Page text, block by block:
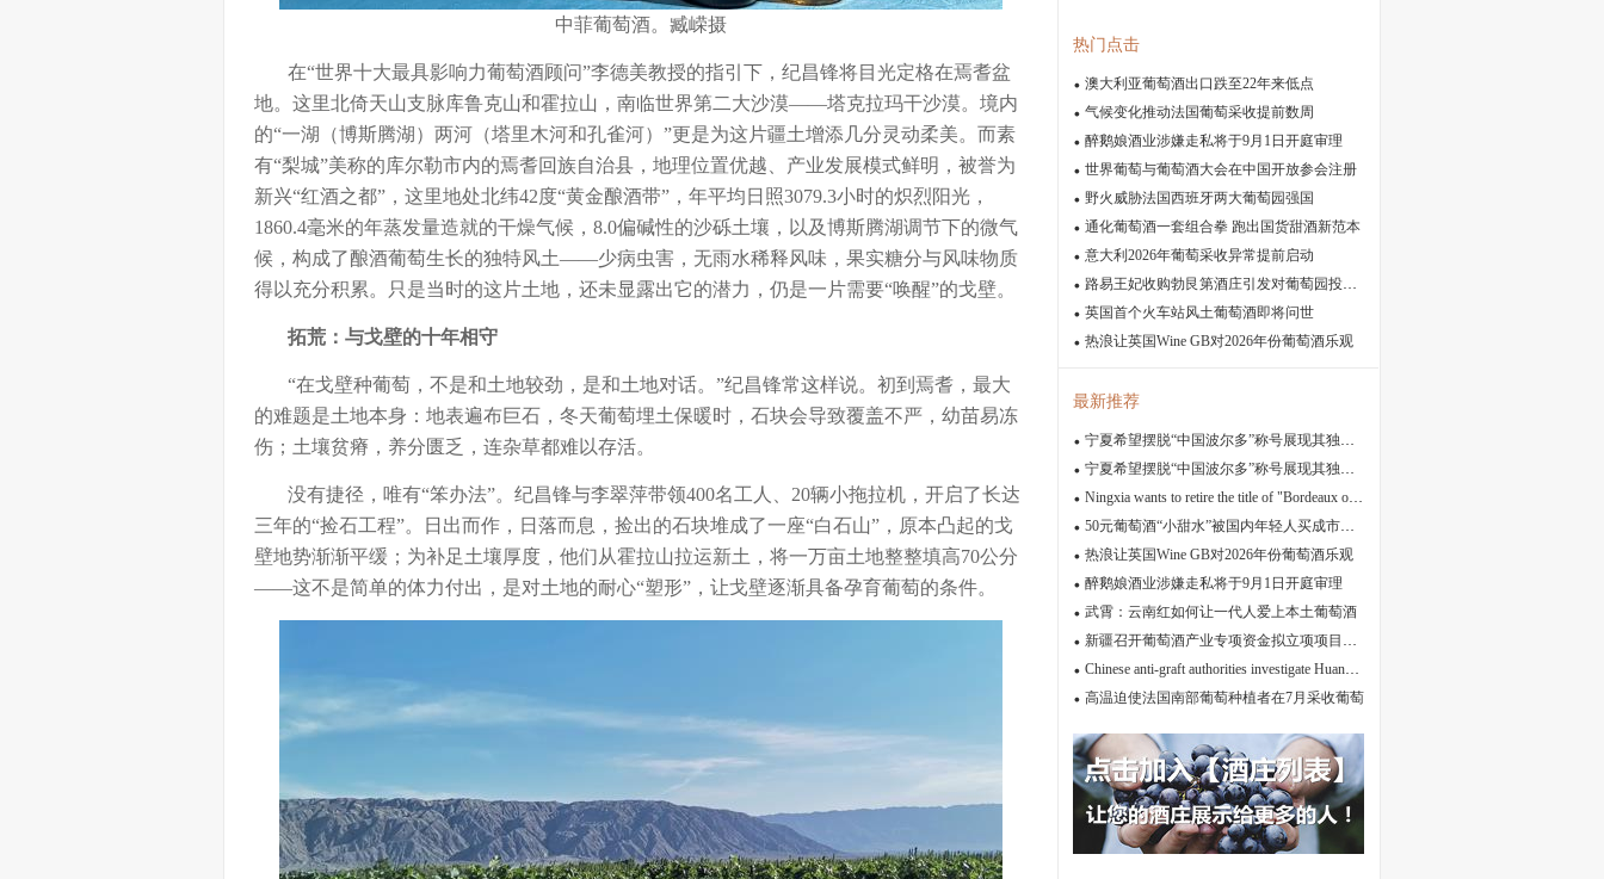
中菲葡萄酒。臧嵘摄
在“世界十大最具影响力葡萄酒顾问”李德美教授的指引下，纪昌锋将目光定格在焉耆盆
地。这里北倚天山支脉库鲁克山和霍拉山，南临世界第二大沙漠——塔克拉玛干沙漠。境内
的“一湖（博斯腾湖）两河（塔里木河和孔雀河）”更是为这片疆土增添几分灵动柔美。而素
有“梨城”美称的库尔勒市内的焉耆回族自治县，地理位置优越、产业发展模式鲜明，被誉为
新兴“红酒之都”，这里地处北纬42度“黄金酿酒带”，年平均日照3079.3小时的炽烈阳光，
1860.4毫米的年蒸发量造就的干燥气候，8.0偏碱性的沙砾土壤，以及博斯腾湖调节下的微气
候，构成了酿酒葡萄生长的独特风土——少病虫害，无雨水稀释风味，果实糖分与风味物质
得以充分积累。只是当时的这片土地，还未显露出它的潜力，仍是一片需要“唤醒”的戈壁。
拓荒：与戈壁的十年相守
“在戈壁种葡萄，不是和土地较劲，是和土地对话。”纪昌锋常这样说。初到焉耆，最大
的难题是土地本身：地表遍布巨石，冬天葡萄埋土保暖时，石块会导致覆盖不严，幼苗易冻
伤；土壤贫瘠，养分匮乏，连杂草都难以存活。
没有捷径，唯有“笨办法”。纪昌锋与李翠萍带领400名工人、20辆小拖拉机，开启了长达
三年的“捡石工程”。日出而作，日落而息，捡出的石块堆成了一座“白石山”，原本凸起的戈
壁地势渐渐平缓；为补足土壤厚度，他们从霍拉山拉运新土，将一万亩土地整整填高70公分
——这不是简单的体力付出，是对土地的耐心“塑形”，让戈壁逐渐具备孕育葡萄的条件。
热门点击
澳大利亚葡萄酒出口跌至22年来低点
气候变化推动法国葡萄采收提前数周
醉鹅娘酒业涉嫌走私将于9月1日开庭审理
世界葡萄与葡萄酒大会在中国开放参会注册
野火威胁法国西班牙两大葡萄园强国
通化葡萄酒一套组合拳 跑出国货甜酒新范本
意大利2026年葡萄采收异常提前启动
路易王妃收购勃艮第酒庄引发对葡萄园投机的担忧
英国首个火车站风土葡萄酒即将问世
热浪让英国Wine GB对2026年份葡萄酒乐观
最新推荐
宁夏希望摆脱“中国波尔多”称号展现其独特的风土
宁夏希望摆脱“中国波尔多”称号展现其独特的风土
Ningxia wants to retire the title of "Bordeaux of China"and reveal its own terroir
50元葡萄酒“小甜水”被国内年轻人买成市场顶流
热浪让英国Wine GB对2026年份葡萄酒乐观
醉鹅娘酒业涉嫌走私将于9月1日开庭审理
武霄：云南红如何让一代人爱上本土葡萄酒
新疆召开葡萄酒产业专项资金拟立项项目推进会
Chinese anti-graft authorities investigate Huang Siming, Ningxia’s top wine official
高温迫使法国南部葡萄种植者在7月采收葡萄